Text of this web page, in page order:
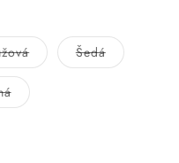
Vyprodaná
nebo
nedostupná
varianta
Šedá
Vyprodaná